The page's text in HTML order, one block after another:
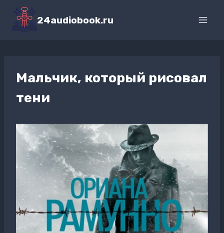
Перейти
содержимому
24audiobook.ru
Мальчик, который рисовал
тени